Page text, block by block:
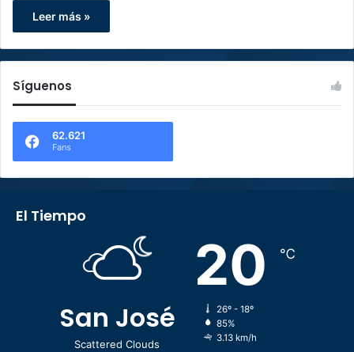
Leer más »
Síguenos
62.621
Fans
El Tiempo
San José
Scattered Clouds
20 ℃
26º - 18º
85%
3.13 km/h